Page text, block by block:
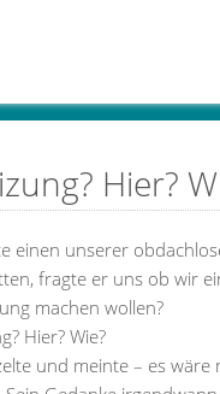
Hier?
einen unserer
fragte er uns ob wir
machen wollen?
Hier? Wie?
und meinte – es wäre